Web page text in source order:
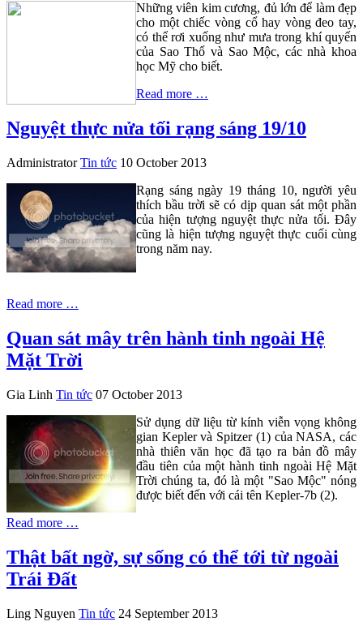
Những viên kim cương, đủ lớn để làm đẹp
cho một chiếc vòng cổ hay vòng đeo tay,
có thể rơi xuống như mưa trong khí quyến
của Sao Thổ và Sao Mộc, các nhà khoa
học Mỹ cho biết.
Read more …
Nguyệt thực nửa tối rạng sáng 19/10
Administrator Tin tức 10 October 2013
Rạng sáng ngày 19 tháng 10, người yêu
thích bầu trời sẽ có dịp quan sát một phần
của hiện tượng nguyệt thực nửa tối. Đây
cũng là hiện tượng nguyệt thực cuối cùng
trong năm nay.
Read more …
Quan sát mây trên hành tinh ngoài Hệ
Mặt Trời
Gia Linh Tin tức 07 October 2013
Sử dụng dữ liệu từ kính viễn vọng không
gian Kepler và Spitzer (1) của NASA, các
nhà thiên văn học đã tạo ra bản đồ mây
đầu tiên của một hành tinh ngoài Hệ Mặt
Trời chúng ta, đó là một "Sao Mộc" nóng
được biết đến với cái tên Kepler-7b (2).
Read more …
Thật bất ngờ, sự sống có thể tới từ ngoài
Trái Đất
Ling Nguyen Tin tức 24 September 2013